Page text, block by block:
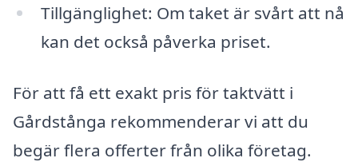
Tillgänglighet: Om taket är svårt att nå
kan det också påverka priset.
För att få ett exakt pris för taktvätt i
Gårdstånga rekommenderar vi att du
begär flera offerter från olika företag.